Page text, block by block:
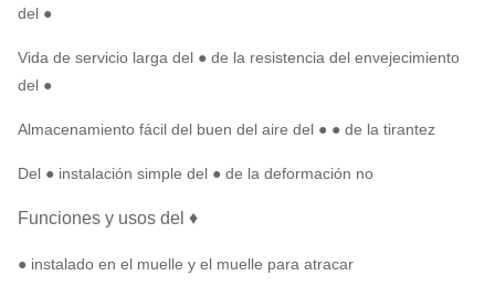
del ●
Vida de servicio larga del ● de la resistencia del envejecimiento
del ●
Almacenamiento fácil del buen del aire del ● ● de la tirantez
Del ● instalación simple del ● de la deformación no
Funciones y usos del ♦
● instalado en el muelle y el muelle para atracar